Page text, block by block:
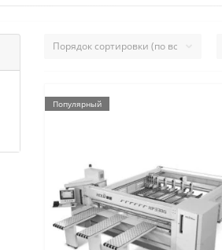
Популярный